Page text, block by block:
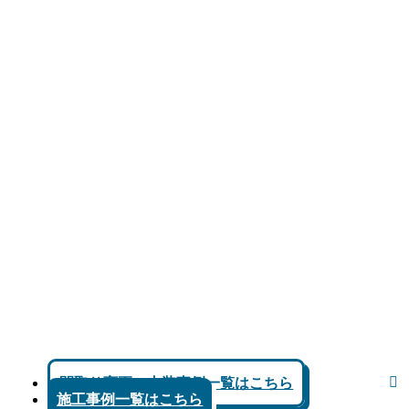
間取り変更、内装事例一覧はこちら
施工事例一覧はこちら